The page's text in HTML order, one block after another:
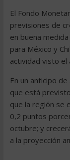
El Fondo
previsiones de
en buena
para México y
actividad visto el
En un anticipo
que está
que la región se
0,2 puntos
octubre; y
a la proyección